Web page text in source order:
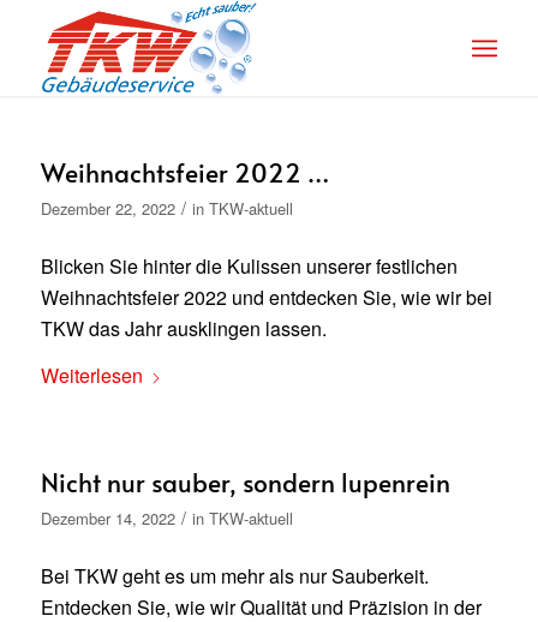
Weihnachtsfeier 2022 …
Dezember 22, 2022 / in TKW-aktuell
Blicken Sie hinter die Kulissen unserer festlichen
Weihnachtsfeier 2022 und entdecken Sie, wie wir bei
TKW das Jahr ausklingen lassen.
Weiterlesen
Nicht nur sauber, sondern lupenrein
Dezember 14, 2022 / in TKW-aktuell
Bei TKW geht es um mehr als nur Sauberkeit.
Entdecken Sie, wie wir Qualität und Präzision in der